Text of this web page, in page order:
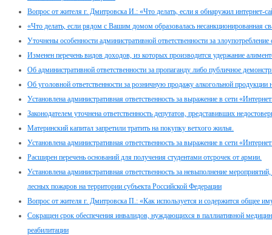
Вопрос от жителя г. Дмитровска И.: «Что делать, если я обнаружил интернет-
«Что делать, если рядом с Вашим домом образовалась несанкционированная
Уточнены особенности административной ответственности за
Изменен перечень видов доходов, из которых производится удержание
Об административной ответственности за пропаганду либо публичное
Об уголовной ответственности за розничную продажу алкогольной продукции
Установлена административная ответственность за выражение в сети
Законодателем уточнена ответственность депутатов, представивших
Материнский капитал запретили тратить на покупку ветхого жилья.
Установлена административная ответственность за выражение в сети
Расширен перечень оснований для получения студентами отсрочек от армии.
Установлена административная ответственность за невыполнение
лесных пожаров на территории субъекта Российской Федерации
Вопрос от жителя г. Дмитровска П.: «Как используется и содержится общее
Сокращен срок обеспечения инвалидов, нуждающихся в паллиативной
реабилитации